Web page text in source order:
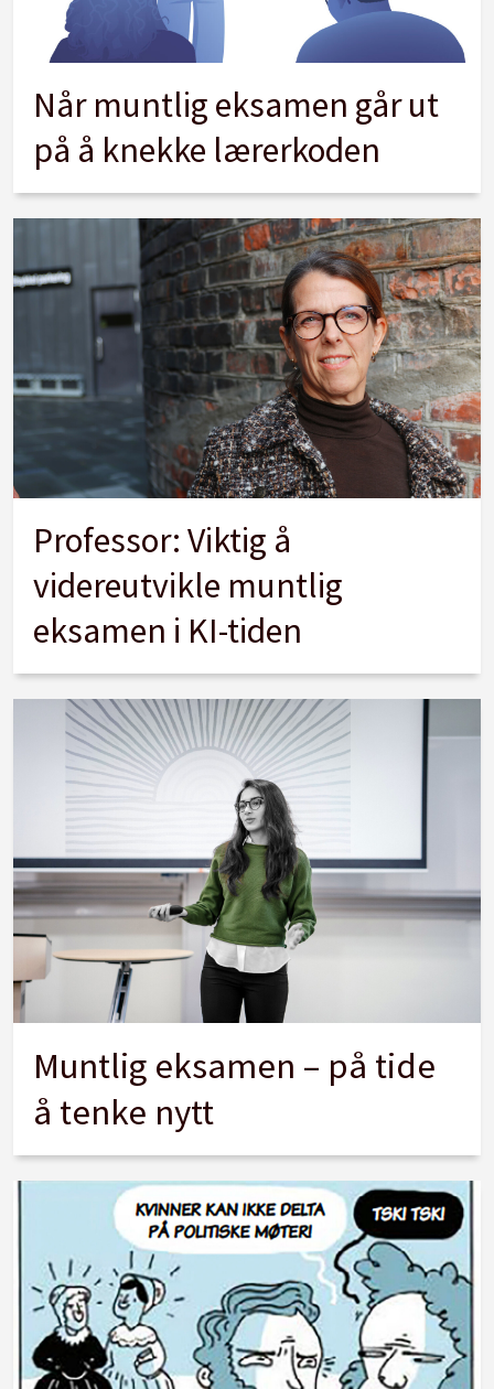
Når muntlig eksamen går ut
på å knekke lærerkoden
Professor: Viktig å
videreutvikle muntlig
eksamen i KI-tiden
Muntlig eksamen – på tide
å tenke nytt